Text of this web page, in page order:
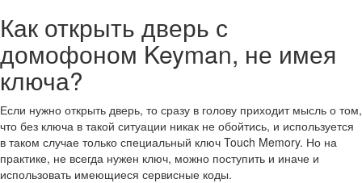
Как открыть дверь с
домофоном Keyman, не имея
ключа?
Если нужно открыть дверь, то сразу в голову приходит мысль о том,
что без ключа в такой ситуации никак не обойтись, и используется
в таком случае только специальный ключ Touch Memory. Но на
практике, не всегда нужен ключ, можно поступить и иначе и
использовать имеющиеся сервисные коды.